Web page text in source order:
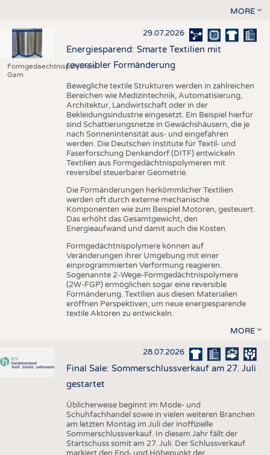
MORE
Formgedaechtnispolymere
Garn
29.07.2026
Energiesparend: Smarte Textilien mit
reversibler Formänderung
Bewegliche textile Strukturen werden in zahlreichen
Bereichen wie Medizintechnik, Automatisierung,
Architektur, Landwirtschaft oder in der
Bekleidungsindustrie eingesetzt. Ein Beispiel hierfür
sind Schattierungsnetze in Gewächshäusern, die je
nach Sonnenintensität aus- und eingefahren
werden. Die Deutschen Institute für Textil- und
Faserforschung Denkendorf (DITF) entwickeln
Textilien aus Formgedächtnispolymeren mit
reversibel steuerbarer Geometrie.
Die Formänderungen herkömmlicher Textilien
werden oft durch externe mechanische
Komponenten wie zum Beispiel Motoren, gesteuert.
Das erhöht das Gesamtgewicht, den
Energieaufwand und damit auch die Kosten.
Formgedächtnispolymere können auf
Veränderungen ihrer Umgebung mit einer
einprogrammierten Verformung reagieren.
Sogenannte 2-Wege-Formgedächtnispolymere
(2W-FGP) ermöglichen sogar eine reversible
Formänderung. Textilien aus diesen Materialien
eröffnen Perspektiven, um neue energiesparende
textile Aktoren zu entwickeln.
MORE
28.07.2026
Final Sale: Sommerschlussverkauf am 27. Juli
gestartet
Üblicherweise beginnt im Mode- und
Schuhfachhandel sowie in vielen weiteren Branchen
am letzten Montag im Juli der inoffizielle
Sommerschlussverkauf. In diesem Jahr fällt der
Startschuss somit am 27. Juli. Der Schlussverkauf